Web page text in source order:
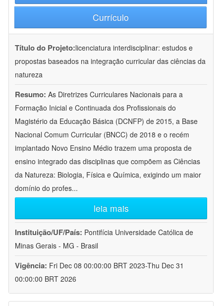
Currículo
Título do Projeto:licenciatura interdisciplinar: estudos e
propostas baseados na integração curricular das ciências da
natureza
Resumo: As Diretrizes Curriculares Nacionais para a
Formação Inicial e Continuada dos Profissionais do
Magistério da Educação Básica (DCNFP) de 2015, a Base
Nacional Comum Curricular (BNCC) de 2018 e o recém
implantado Novo Ensino Médio trazem uma proposta de
ensino integrado das disciplinas que compõem as Ciências
da Natureza: Biologia, Física e Química, exigindo um maior
domínio do profes...
leia mais
Instituição/UF/País: Pontifícia Universidade Católica de
Minas Gerais - MG - Brasil
Vigência: Fri Dec 08 00:00:00 BRT 2023-Thu Dec 31
00:00:00 BRT 2026